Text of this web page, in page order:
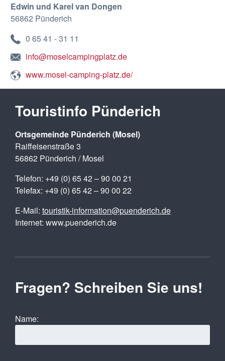
Edwin und Karel van Dongen
56862 Pünderich
0 65 41 - 31 11
info@moselcampingplatz.de
www.mosel-camping-platz.de/
Touristinfo Pünderich
Ortsgemeinde Pünderich (Mosel)
Raiffeisenstraße 3
56862 Pünderich / Mosel
Telefon: +49 (0) 65 42 – 90 00 21
Telefax: +49 (0) 65 42 – 90 00 22
E-Mail: touristik-information@puenderich.de
Internet: www.puenderich.de
Fragen? Schreiben Sie uns!
Name: